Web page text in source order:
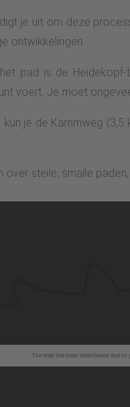
je uit om deze
ontwikkelingen.
pad is de
voert. Je moet
je de Kammweg
steile, smalle
The map has been deactivated due